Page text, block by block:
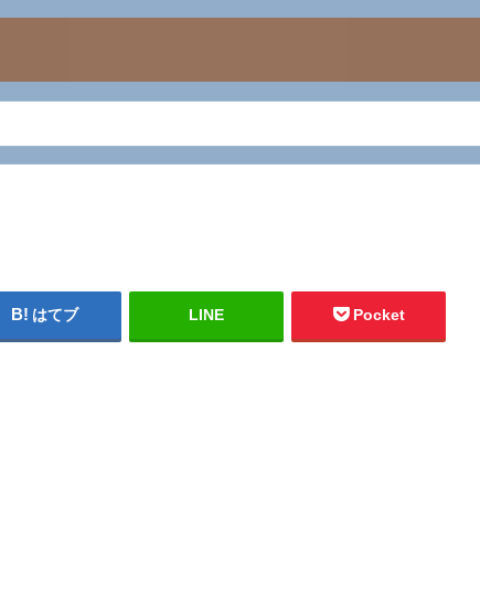
はてブ LINE Pocket